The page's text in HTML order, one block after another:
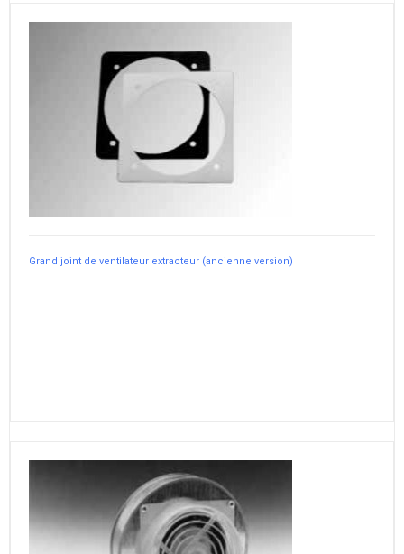
Grand joint de ventilateur extracteur (ancienne version)